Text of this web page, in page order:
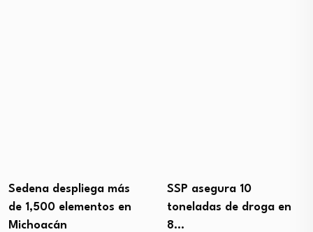
Sedena despliega más
de 1,500 elementos en
Michoacán
SSP asegura 10
toneladas de droga en
8…